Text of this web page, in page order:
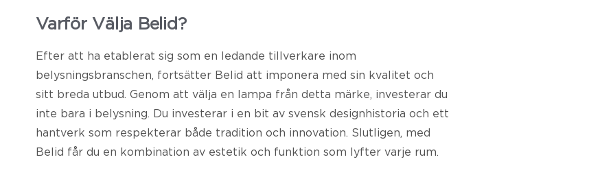
Varför Välja Belid?
Efter att ha etablerat sig som en ledande tillverkare inom
belysningsbranschen, fortsätter Belid att imponera med sin kvalitet och
sitt breda utbud. Genom att välja en lampa från detta märke, investerar du
inte bara i belysning. Du investerar i en bit av svensk designhistoria och ett
hantverk som respekterar både tradition och innovation. Slutligen, med
Belid får du en kombination av estetik och funktion som lyfter varje rum.